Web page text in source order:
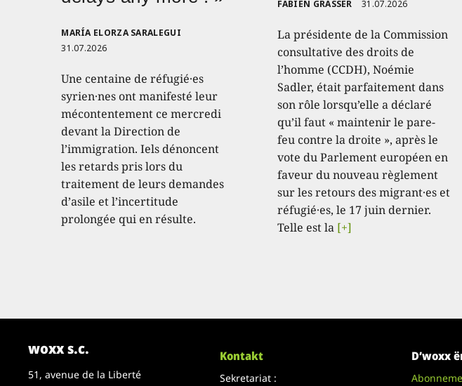
MARÍA ELORZA SARALEGUI
31.07.2026
Une centaine de réfugié·es
syrien·nes ont manifesté leur
mécontentement ce mercredi
devant la Direction de
l’immigration. Iels dénoncent
les retards pris lors du
traitement de leurs demandes
d’asile et l’incertitude
prolongée qui en résulte.
FABIEN GRASSER 31.07.2026
La présidente de la Commission
consultative des droits de
l’homme (CCDH), Noémie
Sadler, était parfaitement dans
son rôle lorsqu’elle a déclaré
qu’il faut « maintenir le pare-
feu contre la droite », après le
vote du Parlement européen en
faveur du nouveau règlement
sur les retours des migrant·es et
réfugié·es, le 17 juin dernier.
Telle est la [+]
woxx s.c.
51, avenue de la Liberté
Kontakt
Sekretariat :
D’woxx